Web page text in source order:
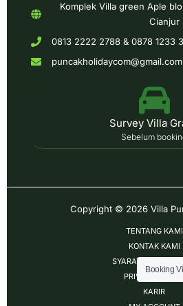
Komplek Villa green Aple
Cianjur
0813 2222 2788 & 0878 1233
puncakholidaycom@gmail.com
Survey Villa
Sebelum
Copyright © 2026 Villa
TENTANG KAMI
KONTAK KAMI
SYARAT &
PRIVACY POLICY
KARIR
Booking